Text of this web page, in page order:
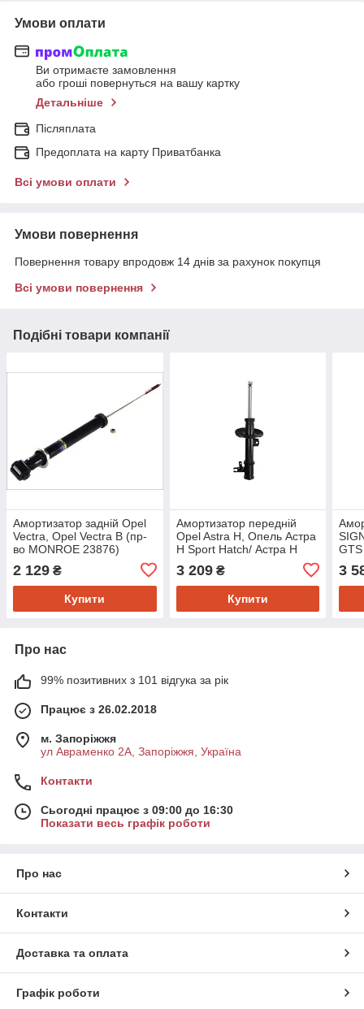
Умови оплати
Ви отримаєте замовлення
або гроші повернуться на вашу картку
Детальніше
Післяплата
Предоплата на карту Приватбанка
Всі умови оплати
Умови повернення
Повернення товару впродовж 14 днів за рахунок покупця
Всі умови повернення
Подібні товари компанії
Амортизатор задній Opel
Vectra, Opel Vectra B (пр-
во MONROE 23876)
2 129 ₴
Купити
Амортизатор передній
Opel Astra H, Опель Астра
H Sport Hatch/ Астра H
TwinTop (пр-во MONROE
G8001)
3 209₴
Купити
3
Про нас
99% позитивних з 101 відгука за рік
Працює з 26.02.2018
м. Запоріжжя
ул Авраменко 2А, Запоріжжя, Україна
Контакти
Сьогодні працює з 09:00 до 16:30
Показати весь графік роботи
Про нас
Контакти
Доставка та оплата
Графік роботи